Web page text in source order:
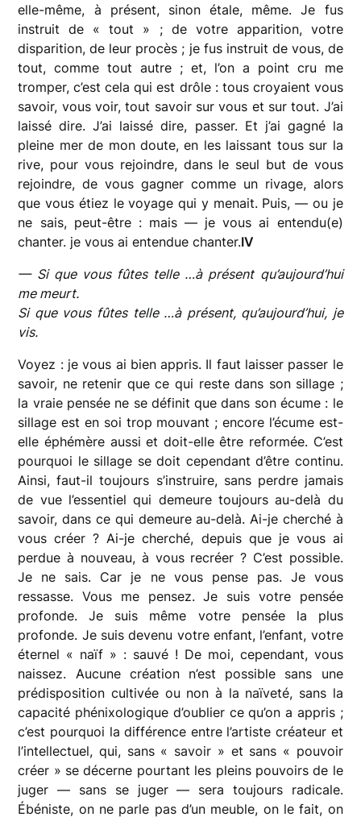
elle-même, à présent, sinon étale, même. Je fus
instruit de « tout » ; de votre apparition, votre
disparition, de leur procès ; je fus instruit de vous, de
tout, comme tout autre ; et, l’on a point cru me
tromper, c’est cela qui est drôle : tous croyaient vous
savoir, vous voir, tout savoir sur vous et sur tout. J’ai
laissé dire. J’ai laissé dire, passer. Et j’ai gagné la
pleine mer de mon doute, en les laissant tous sur la
rive, pour vous rejoindre, dans le seul but de vous
rejoindre, de vous gagner comme un rivage, alors
que vous étiez le voyage qui y menait. Puis, — ou je
ne sais, peut-être : mais — je vous ai entendu(e)
chanter. je vous ai entendue chanter.IV
— Si que vous fûtes telle …à présent qu’aujourd’hui
me meurt.
Si que vous fûtes telle …à présent, qu’aujourd’hui, je
vis.
Voyez : je vous ai bien appris. Il faut laisser passer le
savoir, ne retenir que ce qui reste dans son sillage ;
la vraie pensée ne se définit que dans son écume : le
sillage est en soi trop mouvant ; encore l’écume est-
elle éphémère aussi et doit-elle être reformée. C’est
pourquoi le sillage se doit cependant d’être continu.
Ainsi, faut-il toujours s’instruire, sans perdre jamais
de vue l’essentiel qui demeure toujours au-delà du
savoir, dans ce qui demeure au-delà. Ai-je cherché à
vous créer ? Ai-je cherché, depuis que je vous ai
perdue à nouveau, à vous recréer ? C’est possible.
Je ne sais. Car je ne vous pense pas. Je vous
ressasse. Vous me pensez. Je suis votre pensée
profonde. Je suis même votre pensée la plus
profonde. Je suis devenu votre enfant, l’enfant, votre
éternel « naïf » : sauvé ! De moi, cependant, vous
naissez. Aucune création n’est possible sans une
prédisposition cultivée ou non à la naïveté, sans la
capacité phénixologique d’oublier ce qu’on a appris ;
c’est pourquoi la différence entre l’artiste créateur et
l’intellectuel, qui, sans « savoir » et sans « pouvoir
créer » se décerne pourtant les pleins pouvoirs de le
juger — sans se juger — sera toujours radicale.
Ébéniste, on ne parle pas d’un meuble, on le fait, on